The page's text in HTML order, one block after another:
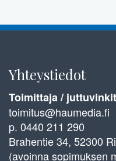
Yhteystiedot
Toimittaja / juttuvinkit
toimitus@haumedia.fi
p. 0440 211 290
Brahentie 34, 52300
(avoinna sopimuksen